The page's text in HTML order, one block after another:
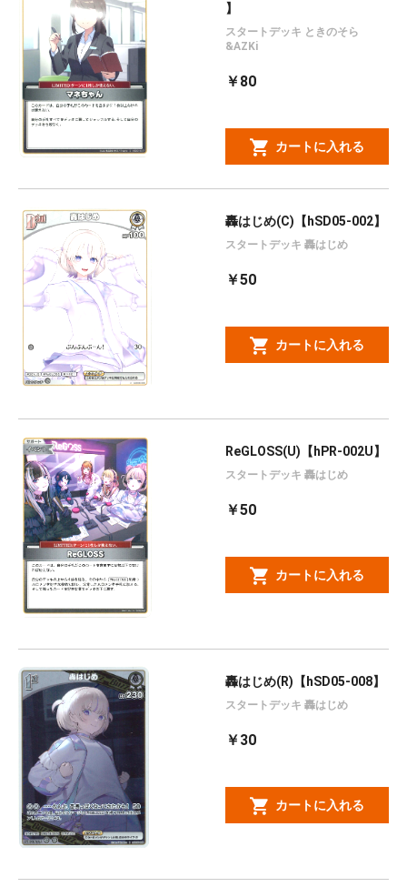
】
スタートデッキ ときのそら
&AZKi
￥80
カートに入れる
轟はじめ(C)【hSD05-002】
スタートデッキ 轟はじめ
￥50
カートに入れる
ReGLOSS(U)【hPR-002U】
スタートデッキ 轟はじめ
￥50
カートに入れる
轟はじめ(R)【hSD05-008】
スタートデッキ 轟はじめ
￥30
カートに入れる